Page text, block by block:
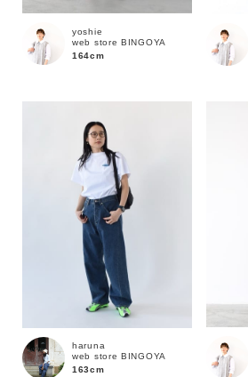
キーワード
性別
MENS
ブランド
yoshie
web store BINGOYA
164cm
haruna
web store BINGOYA
163cm